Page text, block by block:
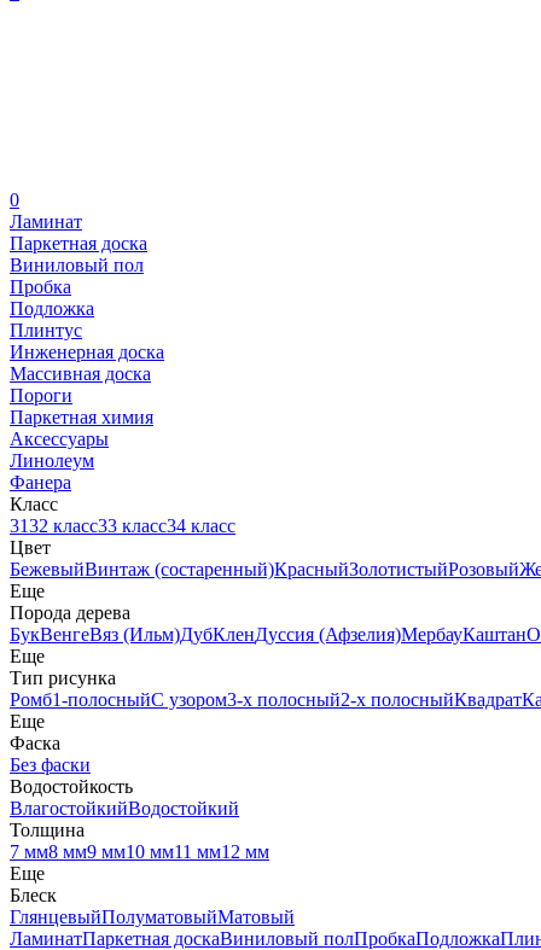
0
Ламинат
Паркетная доска
Виниловый пол
Пробка
Подложка
Плинтус
Инженерная доска
Массивная доска
Пороги
Паркетная химия
Аксессуары
Линолеум
Фанера
Класс
3132 класс33 класс34 класс
Цвет
БежевыйВинтаж (состаренный)КрасныйЗолотистыйРозовый
Еще
Порода дерева
БукВенгеВяз (Ильм)ДубКленДуссия (Афзелия)МербауКаштан
Еще
Тип рисунка
Ромб1-полосныйС узором3-х полосный2-х полосныйКвадрат
Еще
Фаска
Без фаски
Водостойкость
ВлагостойкийВодостойкий
Толщина
7 мм8 мм9 мм10 мм11 мм12 мм
Еще
Блеск
ГлянцевыйПолуматовыйМатовый
ЛаминатПаркетная доскаВиниловый полПробкаПодложка